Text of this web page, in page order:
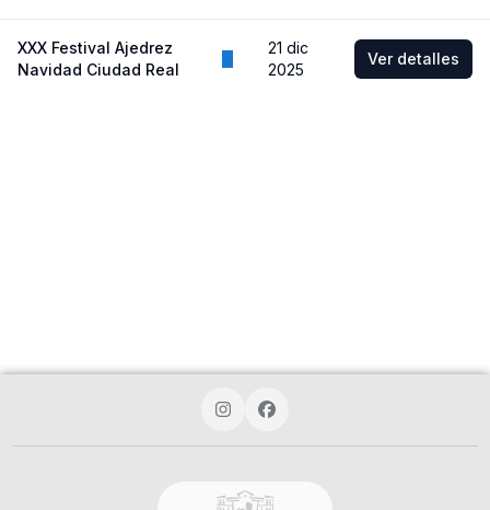
XXX Festival Ajedrez
Navidad Ciudad Real
21 dic
2025
Ver detalles